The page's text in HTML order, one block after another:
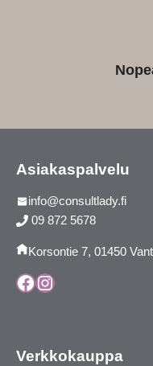
Asiakaspalvelu
info@consultlady.fi
09 872 5678
Korsontie 7, 01450
Facebook
Instagram
Verkkokauppa